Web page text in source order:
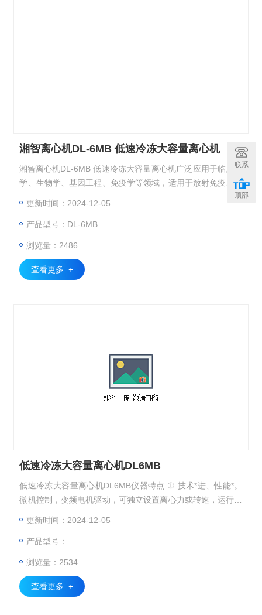
湘智离心机DL-6MB 低速冷冻大容量离心机
湘智离心机DL-6MB 低速冷冻大容量离心机广泛应用于临床医
学、生物学、基因工程、免疫学等领域，适用于放射免疫、水
处理、生物化学、生物制药、血液制品的分离提纯。微机控
查阅转速或离心力，制冷加热双回路，制冷、加热速度快。满
更新时间：2024-12-05
产品型号：DL-6MB
浏览量：2486
查看更多 +
低速冷冻大容量离心机DL6MB
低速冷冻大容量离心机DL6MB仪器特点 ① 技术*进、性能*。
微机控制，变频电机驱动，可独立设置离心力或转速，运行中
面、触摸面板、数字显示、液晶屏全中文操作软件、程序可
更新时间：2024-12-05
产品型号：
浏览量：2534
查看更多 +
联系
顶部